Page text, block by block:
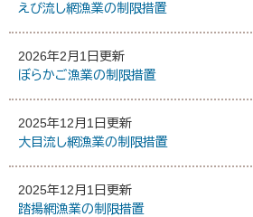
えび流し網漁業の制限措置
2026年2月1日更新
ぼらかご漁業の制限措置
2025年12月1日更新
大目流し網漁業の制限措置
2025年12月1日更新
踏揚網漁業の制限措置